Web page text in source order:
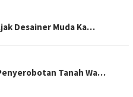
Desainer Muda Ka…
Tanah Wa…